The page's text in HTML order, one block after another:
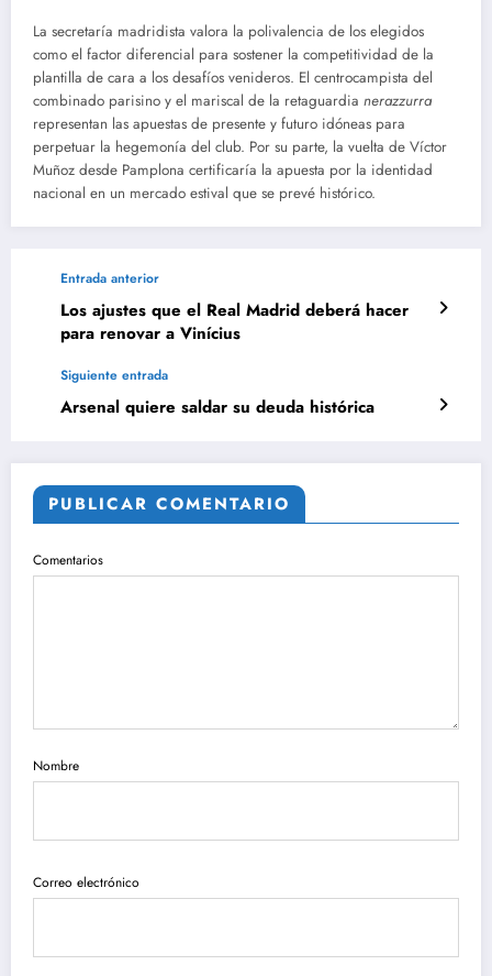
La secretaría madridista valora la polivalencia de los elegidos
como el factor diferencial para sostener la competitividad de la
plantilla de cara a los desafíos venideros. El centrocampista del
combinado parisino y el mariscal de la retaguardia nerazzurra
representan las apuestas de presente y futuro idóneas para
perpetuar la hegemonía del club. Por su parte, la vuelta de Víctor
Muñoz desde Pamplona certificaría la apuesta por la identidad
nacional en un mercado estival que se prevé histórico.
Entrada anterior
Los ajustes que el Real Madrid deberá hacer
para renovar a Vinícius
Siguiente entrada
Arsenal quiere saldar su deuda histórica
PUBLICAR COMENTARIO
Comentarios
Nombre
Correo electrónico